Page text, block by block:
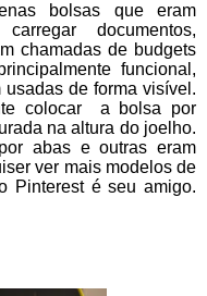
documentos,
chamadas de budgets
funcional,
de forma visível.
colocar  a bolsa por
na altura do joelho.
abas e outras eram
ver mais modelos de
Pinterest é seu amigo.